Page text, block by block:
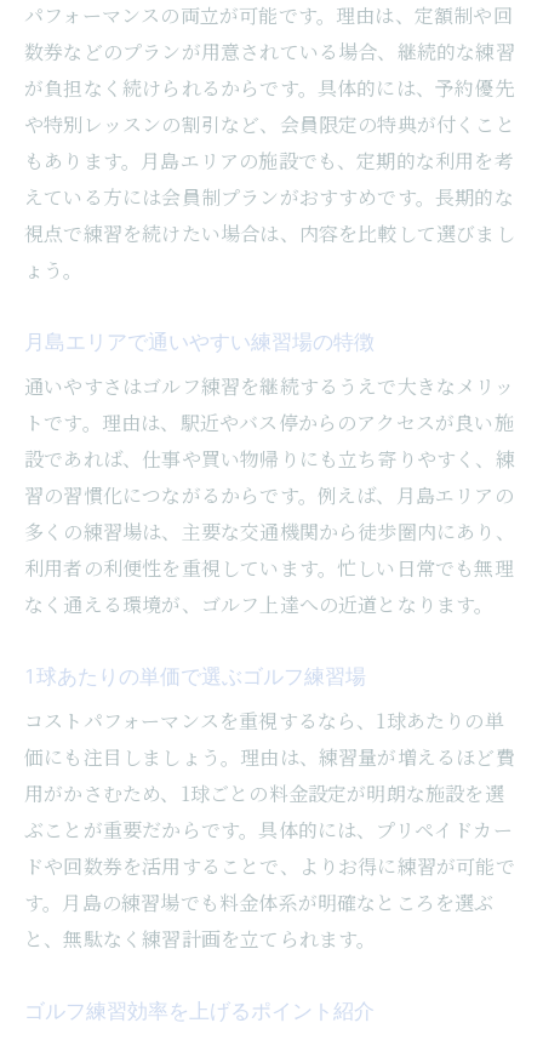
パフォーマンスの両立が可能です。理由は、定額制や回
数券などのプランが用意されている場合、継続的な練習
が負担なく続けられるからです。具体的には、予約優先
や特別レッスンの割引など、会員限定の特典が付くこと
もあります。月島エリアの施設でも、定期的な利用を考
えている方には会員制プランがおすすめです。長期的な
視点で練習を続けたい場合は、内容を比較して選びまし
ょう。
月島エリアで通いやすい練習場の特徴
通いやすさはゴルフ練習を継続するうえで大きなメリッ
トです。理由は、駅近やバス停からのアクセスが良い施
設であれば、仕事や買い物帰りにも立ち寄りやすく、練
習の習慣化につながるからです。例えば、月島エリアの
多くの練習場は、主要な交通機関から徒歩圏内にあり、
利用者の利便性を重視しています。忙しい日常でも無理
なく通える環境が、ゴルフ上達への近道となります。
1球あたりの単価で選ぶゴルフ練習場
コストパフォーマンスを重視するなら、1球あたりの単
価にも注目しましょう。理由は、練習量が増えるほど費
用がかさむため、1球ごとの料金設定が明朗な施設を選
ぶことが重要だからです。具体的には、プリペイドカー
ドや回数券を活用することで、よりお得に練習が可能で
す。月島の練習場でも料金体系が明確なところを選ぶ
と、無駄なく練習計画を立てられます。
ゴルフ練習効率を上げるポイント紹介